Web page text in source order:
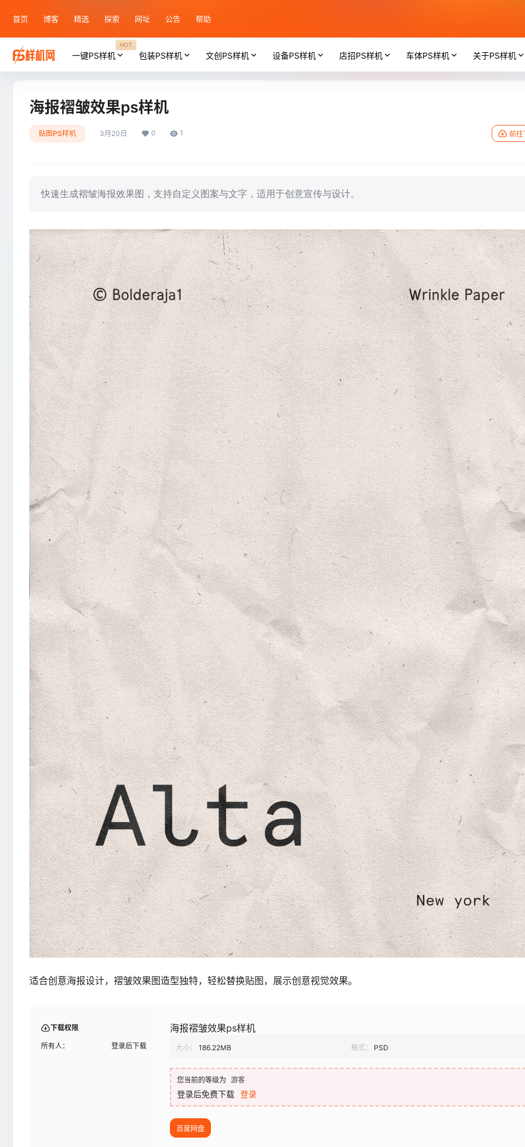
首页 博客 精选 探索 网址 公告 帮助
一键PS样机
HOT
包装PS样机 文创PS样机 设备PS样机 店招PS样机 车体PS样机 关于PS样机
海报褶皱效果ps样机
贴图PS样机 3月20日 0 1 前往
快速生成褶皱海报效果图，支持自定义图案与文字，适用于创意宣传与设计。
适合创意海报设计，褶皱效果图造型独特，轻松替换贴图，展示创意视觉效果。
下载权限
所有人： 登录后下载
海报褶皱效果ps样机
大小： 186.22MB 格式： PSD
您当前的等级为 游客
登录后免费下载 登录
百度网盘